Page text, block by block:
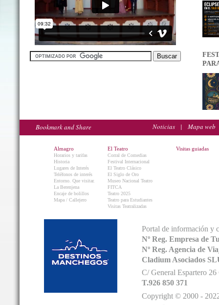
Noticias | Mapa web
Almagro
Horarios y tarifas
Historia
Lugares de Interés
Teléfonos de interés
Entorno. Que visitar.
La Berenjena
Encaje de bolillos
Mapa / Callejero
El Teatro
Corral de Comedias
Festival Internacional
El Teatro Clásico
El Siglo de Oro
Museo Nacional Teatro
FITCA
Teatro 2025
Teatro para Estudiantes
Visitas Teatralizadas
Visitas guiadas
Portal de información y
Nº Reg. Empresa de
Nº Reg. Agencia de
Cladium Asociados
C/ General Espartero
T.926 850 371
Copyright © 2000 -